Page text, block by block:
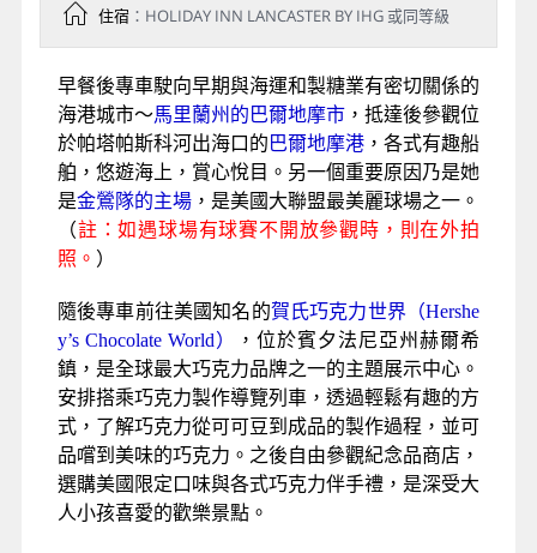
住宿：HOLIDAY INN LANCASTER BY IHG 或同等級
早餐後專車駛向早期與海運和製糖業有密切關係的
海港城市～馬里蘭州的巴爾地摩市 ，抵達後參觀位
於帕塔帕斯科河出海口的 巴爾地摩港 ，各式有趣船
舶，悠遊海上，賞心悅目。另一個重要原因乃是她
是金鶯隊的主場，是美國大聯盟最美麗球場之一。
（註：如遇球場有球賽不開放參觀時，則在外拍
照。 ）
隨後專車前往美國知名的賀氏巧克力世界（Hershe
y’s Chocolate World）
，位於賓夕法尼亞州赫爾希
鎮，是全球最大巧克力品牌之一的主題展示中心。
安排搭乘巧克力製作導覽列車，透過輕鬆有趣的方
式，了解巧克力從可可豆到成品的製作過程，並可
品嚐到美味的巧克力。之後自由參觀紀念品商店，
選購美國限定口味與各式巧克力伴手禮，是深受大
人小孩喜愛的歡樂景點。